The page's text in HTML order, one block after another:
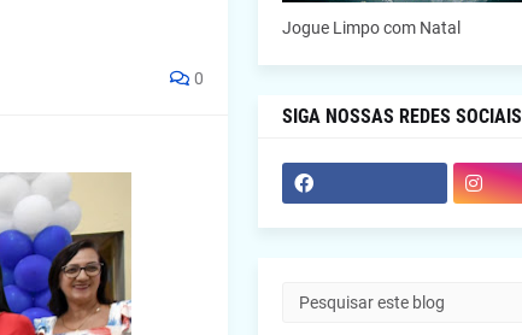
0
Jogue Limpo com Natal
SIGA NOSSAS REDES SOCIAIS